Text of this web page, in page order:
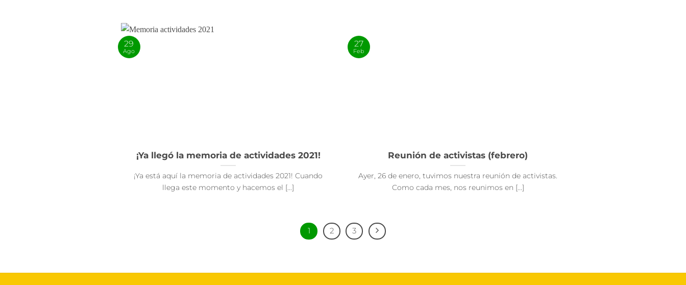
¡Ya llegó la memoria de actividades 2021!
¡Ya está aquí la memoria de actividades 2021! Cuando
llega este momento y hacemos el [...]
29
Ago
Reunión de activistas (febrero)
Ayer, 26 de enero, tuvimos nuestra reunión de activistas.
Como cada mes, nos reunimos en [...]
27
Feb
1 2 3